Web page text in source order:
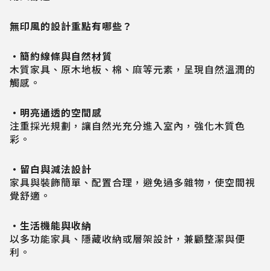
無印風的設計重點有哪些？
・簡約線條與自然材質
木質家具、原木地板、棉、麻等元素，呈現自然溫潤的
觸感。
・明亮通透的空間感
注重採光規劃，讓自然光充分進入室內，強化木質色
彩。
・留白與減法設計
家具與裝飾簡單、配置合理，避免過多雜物，使空間視
覺舒適。
・生活機能與收納
以多功能家具、隱藏收納或層架設計，兼顧整潔與便
利。